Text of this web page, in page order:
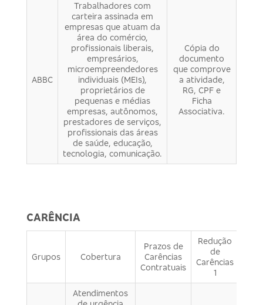
ABBC
Trabalhadores com
carteira assinada em
empresas que atuam da
área do comércio,
profissionais liberais,
empresários,
microempreendedores
individuais (MEIs),
proprietários de
pequenas e médias
empresas, autônomos,
prestadores de serviços,
profissionais das áreas
de saúde, educação,
tecnologia, comunicação.
Cópia do
documento
que comprove
a atividade,
RG, CPF e
Ficha
Associativa.
CARÊNCIA
Grupos Cobertura
Prazos de
Carências
Contratuais
Redução
de
Carências
1
Atendimentos